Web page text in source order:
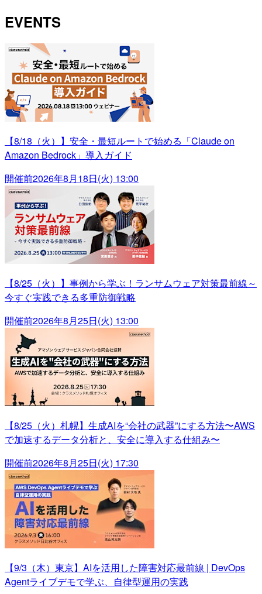
EVENTS
【8/18（火）】安全・最短ルートで始める「Claude on
Amazon Bedrock」導入ガイド
開催前2026年8月18日(火) 13:00
【8/25（火）】事例から学ぶ！ランサムウェア対策最前線～
今すぐ実践できる多重防御戦略
開催前2026年8月25日(火) 13:00
【8/25（火）札幌】生成AIを“会社の武器”にする方法〜AWS
で加速するデータ分析と、安全に導入する仕組み〜
開催前2026年8月25日(火) 17:30
【9/3（木）東京】AIを活用した障害対応最前線 | DevOps
Agentライブデモで学ぶ、自律型運用の実践